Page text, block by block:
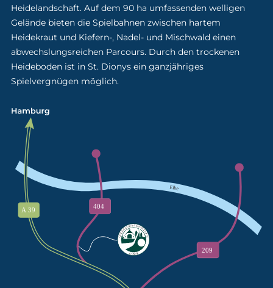
Heidelandschaft. Auf dem 90 ha umfassenden welligen
Gelände bieten die Spielbahnen zwischen hartem
Heidekraut und Kiefern-, Nadel- und Mischwald einen
abwechslungsreichen Parcours. Durch den trockenen
Heideboden ist in St. Dionys ein ganzjähriges
Spielvergnügen möglich.